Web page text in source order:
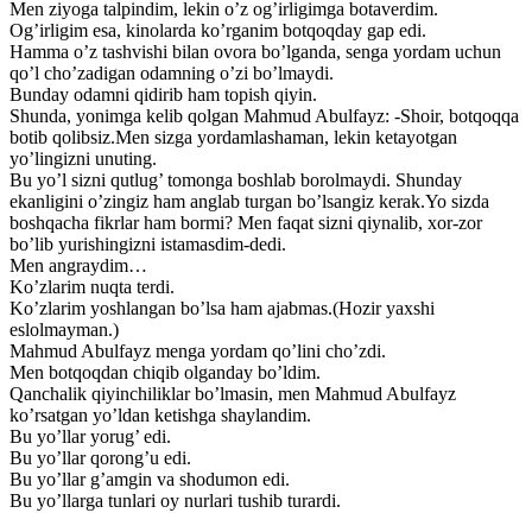
Men ziyoga talpindim, lekin o’z og’irligimga botaverdim.
Og’irligim esa, kinolarda ko’rganim botqoqday gap edi.
Hamma o’z tashvishi bilan ovora bo’lganda, senga yordam uchun
qo’l cho’zadigan odamning o’zi bo’lmaydi.
Bunday odamni qidirib ham topish qiyin.
Shunda, yonimga kelib qolgan Mahmud Abulfayz: -Shoir, botqoqqa
botib qolibsiz.Men sizga yordamlashaman, lekin ketayotgan
yo’lingizni unuting.
Bu yo’l sizni qutlug’ tomonga boshlab borolmaydi. Shunday
ekanligini o’zingiz ham anglab turgan bo’lsangiz kerak.Yo sizda
boshqacha fikrlar ham bormi? Men faqat sizni qiynalib, xor-zor
bo’lib yurishingizni istamasdim-dedi.
Men angraydim…
Ko’zlarim nuqta terdi.
Ko’zlarim yoshlangan bo’lsa ham ajabmas.(Hozir yaxshi
eslolmayman.)
Mahmud Abulfayz menga yordam qo’lini cho’zdi.
Men botqoqdan chiqib olganday bo’ldim.
Qanchalik qiyinchiliklar bo’lmasin, men Mahmud Abulfayz
ko’rsatgan yo’ldan ketishga shaylandim.
Bu yo’llar yorug’ edi.
Bu yo’llar qorong’u edi.
Bu yo’llar g’amgin va shodumon edi.
Bu yo’llarga tunlari oy nurlari tushib turardi.